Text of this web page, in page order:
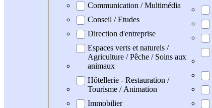
Communication / Multimédia
Conseil / Etudes
Direction d'entreprise
Espaces verts et naturels /
Agriculture / Pêche / Soins aux
animaux
Hôtellerie - Restauration /
Tourisme / Animation
Immobilier